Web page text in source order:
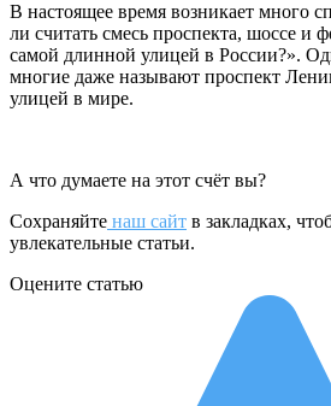
В настоящее время возникает много
ли считать смесь проспекта, шоссе и
самой длинной улицей в России?».
многие даже называют проспект
улицей в мире.
А что думаете на этот счёт вы?
Сохраняйте наш сайт в закладках,
увлекательные статьи.
Оцените статью